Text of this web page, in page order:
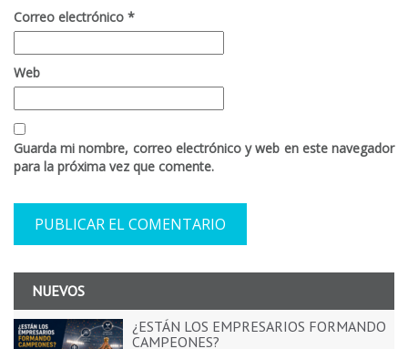
Correo electrónico *
Web
Guarda mi nombre, correo electrónico y web en este navegador
para la próxima vez que comente.
NUEVOS
¿ESTÁN LOS EMPRESARIOS FORMANDO
CAMPEONES?